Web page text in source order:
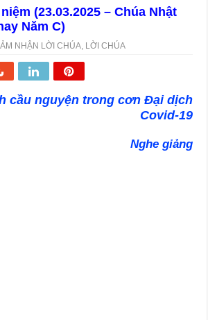
(23.03.2025 – Chúa Nhật
Năm C)
NHẬN LỜI CHÚA LỜI CHÚA
cầu nguyện trong cơn Đại dịch
Covid-19
Nghe giảng